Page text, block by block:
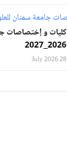
كليات و إختصاصات
2026_2027
28 July 2026